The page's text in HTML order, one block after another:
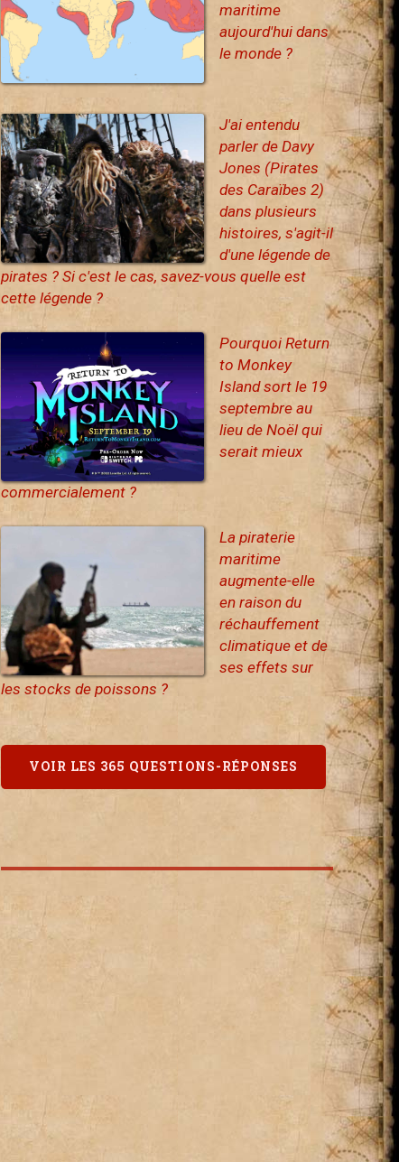
maritime
aujourd'hui dans
le monde ?
J'ai entendu
parler de Davy
Jones (Pirates
des Caraïbes 2)
dans plusieurs
histoires, s'agit-il
d'une légende de
pirates ? Si c'est le cas, savez-vous quelle est
cette légende ?
Pourquoi Return
to Monkey
Island sort le 19
septembre au
lieu de Noël qui
serait mieux
commercialement ?
La piraterie
maritime
augmente-elle
en raison du
réchauffement
climatique et de
ses effets sur
les stocks de poissons ?
VOIR LES 365 QUESTIONS-RÉPONSES